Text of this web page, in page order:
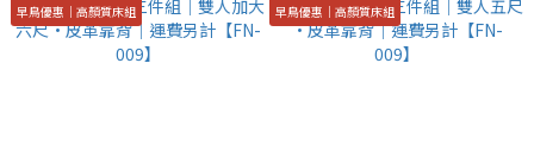
早鳥優惠｜高顏質床組 早鳥優惠｜高顏質床組